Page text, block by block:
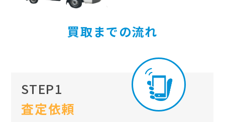
買取までの流れ
STEP1
査定依頼